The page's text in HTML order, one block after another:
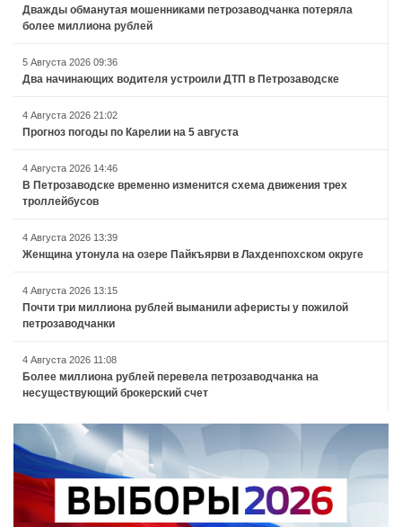
Дважды обманутая мошенниками петрозаводчанка потеряла
более миллиона рублей
5 Августа 2026 09:36
Два начинающих водителя устроили ДТП в Петрозаводске
4 Августа 2026 21:02
Прогноз погоды по Карелии на 5 августа
4 Августа 2026 14:46
В Петрозаводске временно изменится схема движения трех
троллейбусов
4 Августа 2026 13:39
Женщина утонула на озере Пайкъярви в Лахденпохском округе
4 Августа 2026 13:15
Почти три миллиона рублей выманили аферисты у пожилой
петрозаводчанки
4 Августа 2026 11:08
Более миллиона рублей перевела петрозаводчанка на
несуществующий брокерский счет